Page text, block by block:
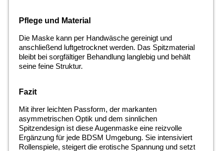
Pflege und Material
Die Maske kann per Handwäsche gereinigt und
anschließend luftgetrocknet werden. Das Spitzmaterial
bleibt bei sorgfältiger Behandlung langlebig und behält
seine feine Struktur.
Fazit
Mit ihrer leichten Passform, der markanten
asymmetrischen Optik und dem sinnlichen
Spitzendesign ist diese Augenmaske eine reizvolle
Ergänzung für jede BDSM Umgebung. Sie intensiviert
Rollenspiele, steigert die erotische Spannung und setzt